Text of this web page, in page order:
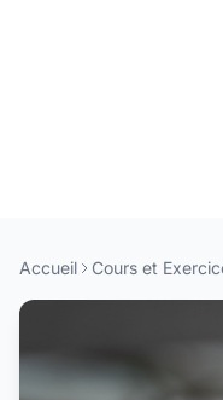
Accueil Cours et